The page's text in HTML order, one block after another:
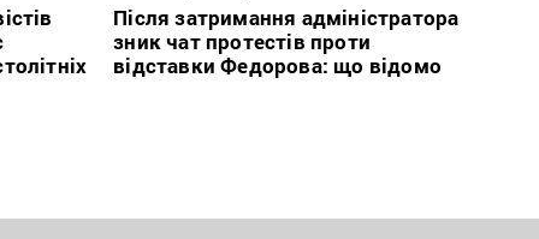
Після затримання адміністратора
зник чат протестів проти
відставки Федорова: що відомо